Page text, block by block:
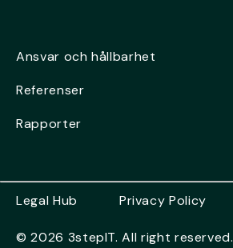
Ansvar och hållbarhet
Referenser
Rapporter
© 2026 3stepIT. All right reserved.
Legal Hub Privacy Policy